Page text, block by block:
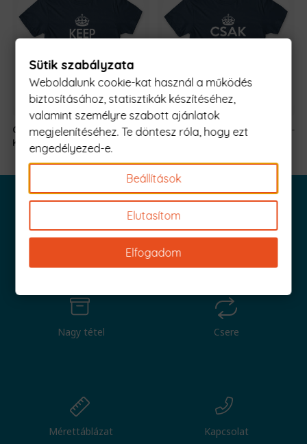
Csak Nyugi -
Keresztanya
5990 Ft-
Csak Nyugi -
-
Iratkozz fel és küldjük is az 1000 Ft értékű kuponod!
Nagy tétel Csere
Mérettáblázat Kapcsolat
Sütik szabályzata
Weboldalunk cookie-kat használ a működés
biztosításához, statisztikák készítéséhez,
valamint személyre szabott ajánlatok
megjelenítéséhez. Te döntesz róla, hogy ezt
engedélyezed-e.
Beállítások
Elutasítom
Elfogadom